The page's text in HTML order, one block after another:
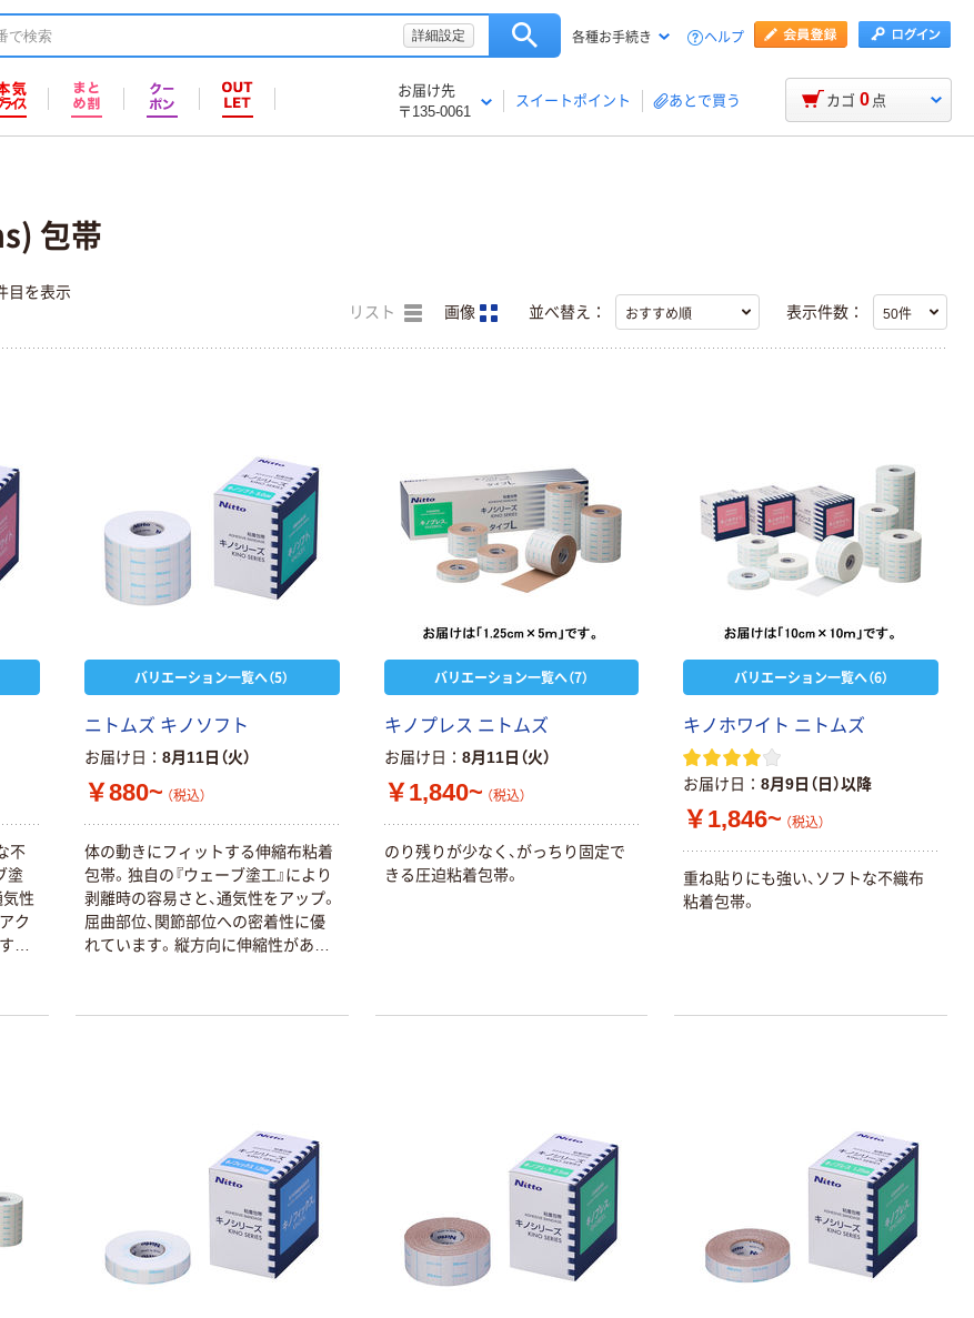
詳細設定 各種お手続き ヘルプ
お届け先
〒135-0061
スイートポイント あとで買う カゴ 0 点
包帯
目を表示
リスト 画像 並べ替え： 表示件数：
不
塗
気性
ク
ば
バリエーション一覧へ（5）
ニトムズ キノソフト
お届け日 8月11日（火）
￥880~ （税込）
体の動きにフィットする伸縮布粘着
包帯。独自の『ウェーブ塗工』により
剥離時の容易さと、通気性をアップ。
屈曲部位、関節部位への密着性に優
れています。縦方向に伸縮性があり
定尺カットできる、ライン入り（5cm
バリエーション一覧へ（7）
キノプレス ニトムズ
お届け日 8月11日（火）
￥1,840~ （税込）
のり残りが少なく、がっちり固定で
きる圧迫粘着包帯。
バリエーション一覧へ（6）
キノホワイト ニトムズ
お届け日 8月9日（日）以降
￥1,846~ （税込）
重ね貼りにも強い、ソフトな不織布
粘着包帯。
本気プライス
50×15mm
芯あり FSC認
オリジナル
テープ
（税込）
オリジナル
75×25mm
ニチバン セロテ
ープ 大巻
￥124~
本気プライス
アスクル セロハ
PRO【純正】テー
ム INSTAX MINI
WW2
￥1,580~
本気プライス
トイレットペー